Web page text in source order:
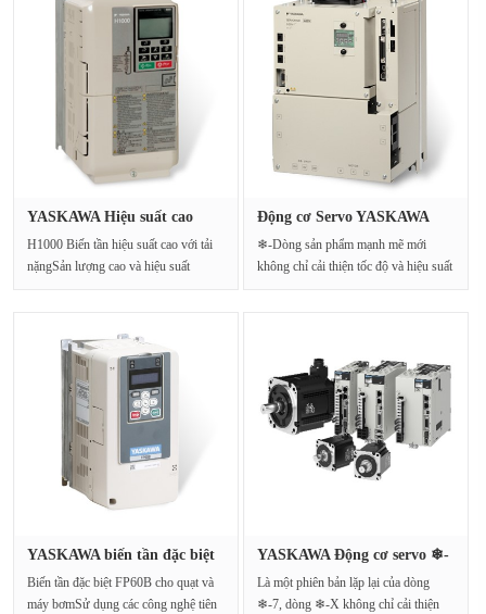
YASKAWA Hiệu suất cao
H1000 Biến tần hiệu suất cao với tải
nặngSản lượng cao và hiệu suất
Động cơ Servo YASKAWA
❄-Dòng sản phẩm mạnh mẽ mới
không chỉ cải thiện tốc độ và hiệu suất
YASKAWA biến tần đặc biệt
Biến tần đặc biệt FP60B cho quạt và
máy bơmSử dụng các công nghệ tiên
YASKAWA Động cơ servo ❄-
Là một phiên bản lặp lại của dòng
❄-7, dòng ❄-X không chỉ cải thiện